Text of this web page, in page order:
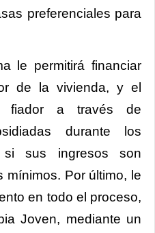
preferenciales para
le permitirá financiar
de la vivienda, y el
fiador a través de
durante los
si sus ingresos son
mínimos. Por último, le
en todo el proceso,
Joven, mediante un